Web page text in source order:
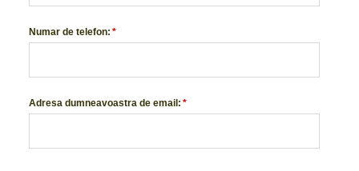
Numar de telefon: *
Adresa dumneavoastra de email: *